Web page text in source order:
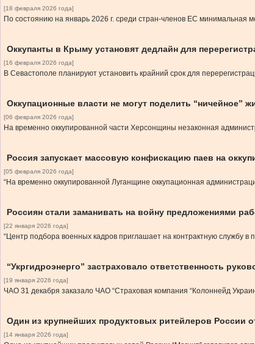
[18 февраля 2026 года]
По состоянию на январь 2026 г. среди стран-членов ЕС минимальная
Оккупанты в Крыму установят дедлайн для
[16 февраля 2026 года]
В Севастополе планируют установить крайний срок для
Оккупационные власти не могут поделить “ничейное”
[06 февраля 2026 года]
На временно оккупированной части Херсонщины незаконная
Россия запускает массовую конфискацию паев на
[05 февраля 2026 года]
“На временно оккупированной Луганщине оккупационная
Россиян стали заманивать на войну предложениями
[22 января 2026 года]
“Центр подбора военных кадров приглашает на контрактную службу
“Укргидроэнерго” застраховало ответственность
[19 января 2026 года]
ЧАО 31 декабря заказало ЧАО “Страховая компания “Колоннейд
Один из крупнейших продуктовых ритейлеров России
[14 января 2026 года]